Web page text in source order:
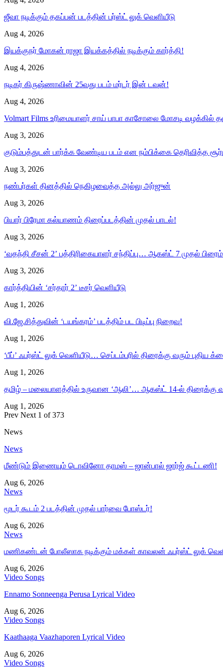
ஜீவா நடிக்கும் தகப்பன் படத்தின் பர்ஸ்ட் லுக் வெளியீடு
Aug 4, 2026
இயக்குநர் மோகன் ராஜா இயக்கத்தில் நடிக்கும் கார்த்தி!
Aug 4, 2026
நடிகர் கிருஷ்ணாவின் 25வது படம் மர்டர் இன் டவுன்!
Aug 4, 2026
Volmart Films உரிமையாளர் சாய் பாபா காசோலை மோசடி
Aug 3, 2026
குடும்பத்துடன் பார்க்க வேண்டிய படம் என நம்பிக்கை தெரிவித்த
Aug 3, 2026
நண்பர்கள் தினத்தில் நெகிழவைத்த அல்லு அர்ஜுன்
Aug 3, 2026
பியார் பிரேமா கல்யாணம் திரைப்படத்தின் முதல் பாடல்!
Aug 3, 2026
‘வதந்தி சீசன் 2’ பத்திரிகையாளர் சந்திப்பு… ஆகஸ்ட் 7 முதல்
Aug 3, 2026
கார்த்தியின் ‘சர்தார் 2’ டீசர் வெளியீடு
Aug 1, 2026
வி.ஜே.சித்துவின் ‘டயங்கரம்’ படத்திம் பட பிடிப்பு நிறைவு!
Aug 1, 2026
‘பீப்’ ஃபர்ஸ்ட் லுக் வெளியீடு… செப்டம்பரில் திரைக்கு வரும் புதிய
Aug 1, 2026
தமிழ் – மலையாளத்தில் உருவான ‘ஆலி’… ஆகஸ்ட் 14-ல் திரைக்கு
Aug 1, 2026
Prev Next 1 of 373
News
News
மீண்டும் இணையும் டொவினோ தாமஸ் – ஜான்பால் ஜார்ஜ் கூட்டணி!
Aug 6, 2026
News
மூடர் கூடம் 2 படத்தின் முதல் பார்வை போஸ்டர்!
Aug 6, 2026
News
மணிகண்டன் போலீஸாக நடிக்கும் மக்கள் காவலன் ஃபர்ஸ்ட் லுக்
Aug 6, 2026
Video Songs
Ennamo Sonneenga Perusa Lyrical Video
Aug 6, 2026
Video Songs
Kaathaaga Vaazhaporen Lyrical Video
Aug 6, 2026
Video Songs